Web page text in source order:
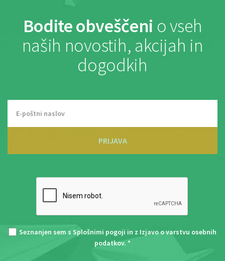
Bodite obveščeni o vseh
naših novostih, akcijah in
dogodkih
PRIJAVA
Seznanjen sem s Splošnimi pogoji in z Izjavo o varstvu osebnih
podatkov. *